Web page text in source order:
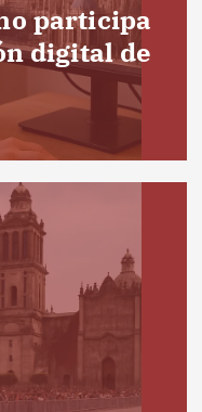
participa
digital de